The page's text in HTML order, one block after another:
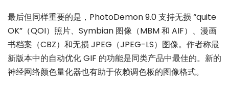
最后但同样重要的是，PhotoDemon 9.0 支持无损 “quite
OK”（QOI）照片、Symbian 图像（MBM 和 AIF）、漫画
书档案（CBZ）和无损 JPEG（JPEG-LS）图像。作者称最
新版本中的自动优化 GIF 的功能是同类产品中最佳的。新的
神经网络颜色量化器也有助于依赖调色板的图像格式。